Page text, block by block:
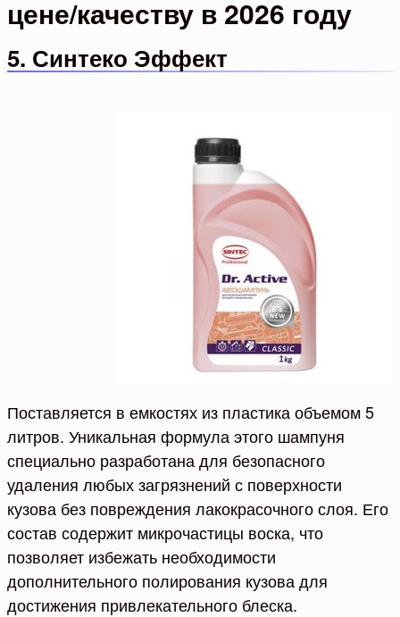
цене/качеству в 2026 году
5. Синтеко Эффект
Поставляется в емкостях из пластика объемом 5
литров. Уникальная формула этого шампуня
специально разработана для безопасного
удаления любых загрязнений с поверхности
кузова без повреждения лакокрасочного слоя. Его
состав содержит микрочастицы воска, что
позволяет избежать необходимости
дополнительного полирования кузова для
достижения привлекательного блеска.